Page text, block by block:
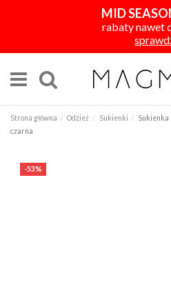
MID
rabaty nawet
Strona główna Odzież Sukienki
Sukienka
czarna
-53%